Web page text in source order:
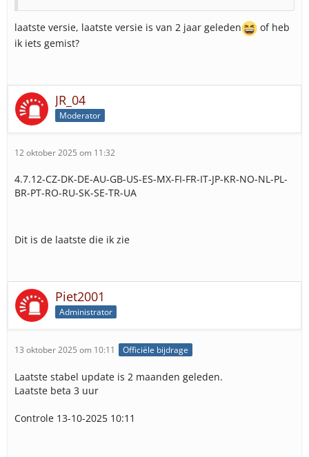
laatste versie, laatste versie is van 2 jaar geleden
of heb
ik iets gemist?
JR_04
Moderator
12 oktober 2025 om 11:32
4.7.12-CZ-DK-DE-AU-GB-US-ES-MX-FI-FR-IT-JP-KR-NO-NL-PL-
BR-PT-RO-RU-SK-SE-TR-UA
Dit is de laatste die ik zie
Piet2001
Administrator
13 oktober 2025 om 10:11 Officiële bijdrage
Laatste stabel update is 2 maanden geleden.
Laatste beta 3 uur
Controle 13-10-2025 10:11